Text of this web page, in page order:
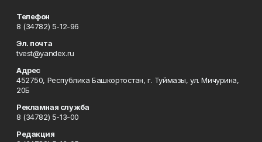
Телефон
8 (34782) 5-12-96
Эл. почта
tvest@yandex.ru
Адрес
452750, Республика Башкортостан, г. Туймазы, ул. Мичурина,
20Б
Рекламная служба
8 (34782) 5-13-00
Редакция